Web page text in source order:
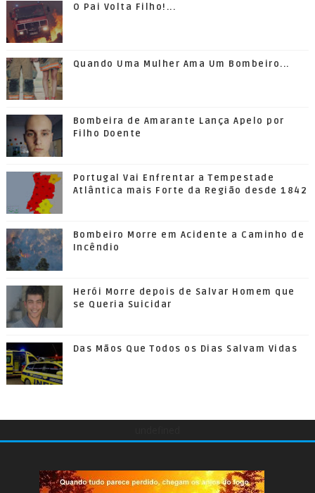
O Pai Volta Filho!...
Quando Uma Mulher Ama Um Bombeiro...
Bombeira de Amarante Lança Apelo por
Filho Doente
Portugal Vai Enfrentar a Tempestade
Atlântica mais Forte da Região desde 1842
Bombeiro Morre em Acidente a Caminho de
Incêndio
Herói Morre depois de Salvar Homem que
se Queria Suicidar
Das Mãos Que Todos os Dias Salvam Vidas